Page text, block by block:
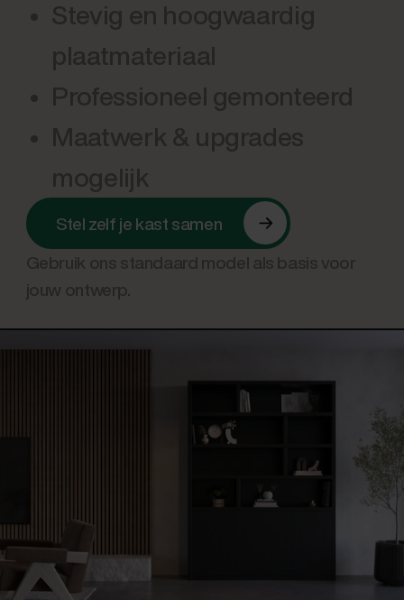
Stevig en hoogwaardig
plaatmateriaal
Professioneel gemonteerd
Maatwerk & upgrades
mogelijk
Stel zelf je kast samen
Gebruik ons standaard model als basis voor
jouw ontwerp.